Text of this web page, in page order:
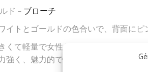
ド –ブローチ
イトとゴールドの色合いで、背面にピ
くて軽量で女性らしいデザインです
強く、魅力的です。対比は1940年代